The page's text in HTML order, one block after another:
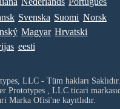
Svenska Suomi Norsk
Magyar Hrvatski
eesti
LLC - Tüm hakları Saklıdır.
Prototypes , LLCticari
Marka Ofisi'ne kayıtlıdır.